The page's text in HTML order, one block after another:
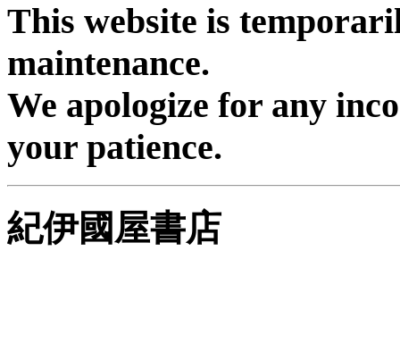
This website is
maintenance.
We apologize for any
your patience.
紀伊國屋書店